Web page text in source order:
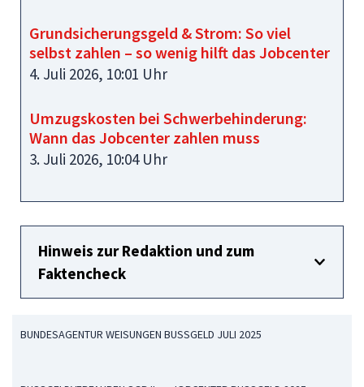
Grundsicherungsgeld & Strom: So viel
selbst zahlen – so wenig hilft das Jobcenter
4. Juli 2026, 10:01 Uhr
Umzugskosten bei Schwerbehinderung:
Wann das Jobcenter zahlen muss
3. Juli 2026, 10:04 Uhr
Hinweis zur Redaktion und zum
Faktencheck
BUNDESAGENTUR WEISUNGEN BUSSGELD JULI 2025